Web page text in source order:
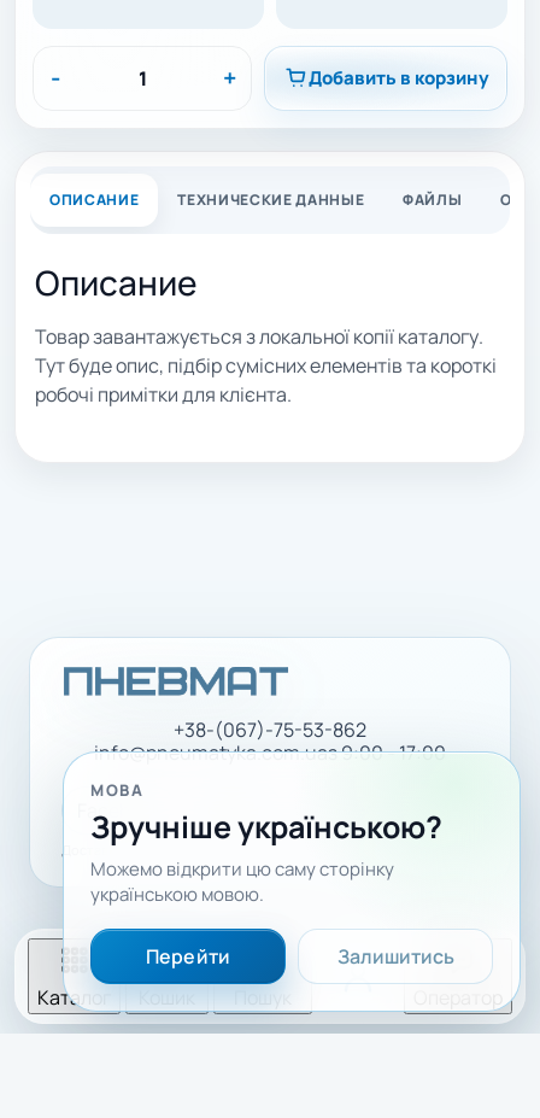
- + Добавить в корзину
ОПИСАНИЕ ТЕХНИЧЕСКИЕ ДАННЫЕ ФАЙЛЫ
Описание
Товар завантажується з локальної копії каталогу.
Тут буде опис, підбір сумісних елементів та короткі
робочі примітки для клієнта.
+38-(067)-75-53-862
info@pneumatyka.com.uaз 9:00 - 17:00
Facebook YouTube
Доставка і оплата Політика конфіденційності
Каталог
МОВА
Зручніше українською?
Можемо відкрити цю саму сторінку
українською мовою.
Перейти Залишитись